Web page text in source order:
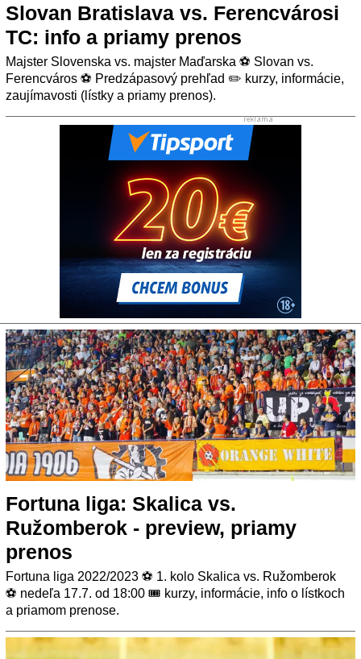
Slovan Bratislava vs. Ferencvárosi
TC: info a priamy prenos
Majster Slovenska vs. majster Maďarska ⚽ Slovan vs.
Ferencváros ⚽ Predzápasový prehľad ✏️ kurzy, informácie,
zaujímavosti (lístky a priamy prenos).
Fortuna liga: Skalica vs.
Ružomberok - preview, priamy
prenos
Fortuna liga 2022/2023 ⚽ 1. kolo Skalica vs. Ružomberok
⚽ nedeľa 17.7. od 18:00 🎟️ kurzy, informácie, info o lístkoch
a priamom prenose.